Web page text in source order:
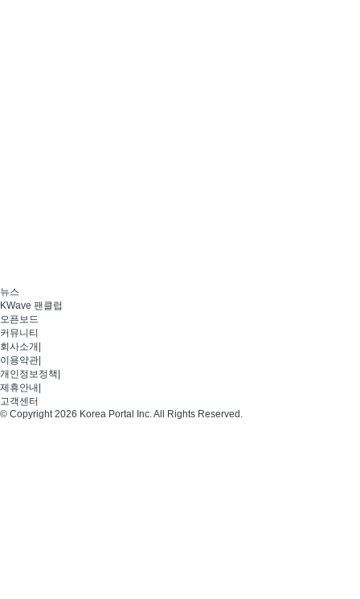
뉴스
KWave 팬클럽
오픈보드
커뮤니티
회사소개
이용약관
개인정보정책
제휴안내
고객센터
© Copyright 2026 Korea Portal Inc. All Rights Reserved.